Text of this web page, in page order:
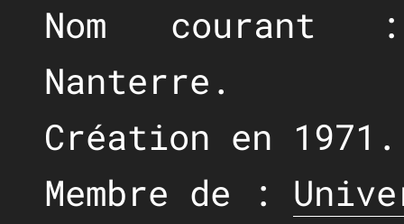
Nom courant
Nanterre.
Création en
Membre de :